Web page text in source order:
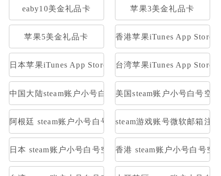
eaby10美金礼品卡 苹果3美金礼品卡
苹果5美金礼品卡 香港苹果iTunes App Store
日本苹果iTunes App Store礼品卡1000日元
台湾苹果iTunes App Store
中国大陆steam账户小号白号空号方舟美国steam账户小号白号空
阿根廷 steam账户小号白号空号方舟steam游戏账号微软邮箱注
日本 steam账户小号白号空号方舟香港 steam账户小号白号空